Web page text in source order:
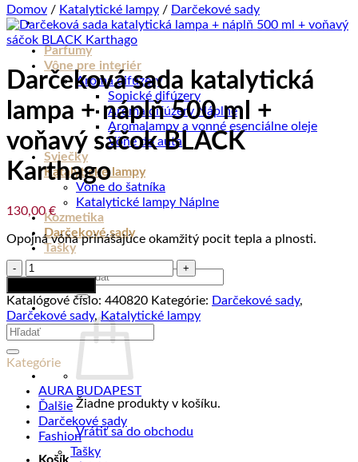
Parfumy
Vône pre interiér
Aroma difúzery
Sonické difúzery
Aroma difúzery Náplne
Aromalampy a vonné esenciálne oleje
Vône do auta
Sviečky
Katalytické lampy
Vône do šatníka
Katalytické lampy Náplne
Kozmetika
Darčekové sady
Tašky
Hľadať:
Žiadne produkty v košíku.
Vrátiť sa do obchodu
Domov / Katalytické lampy / Darčekové sady
Darčeková sada katalytická
lampa + náplň 500 ml +
voňavý sáčok BLACK
Karthago
130,00€
Opojná vôňa prinášajúce okamžitý pocit tepla a plnosti.
množstvo
Darčeková
sada
katalytická
lampa
+
náplň
500
ml
+
voňavý
sáčok
BLACK
Katalógové číslo: 440820 Kategórie: Darčekové sady,
Darčekové sady,Katalytické lampy
Hľadať:
Kategórie
AURA BUDAPEST
Ďalšie
Darčekové sady
Fashion
Tašky